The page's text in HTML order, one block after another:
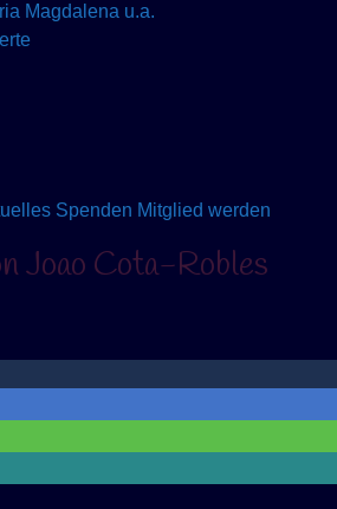
Magdalena u.a.
Spenden Mitglied werden
Joao Cota-Robles